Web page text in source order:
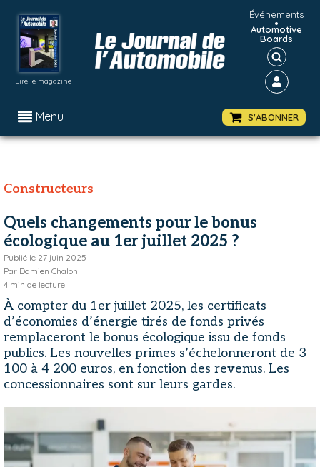
Lire le magazine
Événements
•
Automotive
Boards
Menu S'ABONNER
Constructeurs
Quels changements pour le bonus
écologique au 1er juillet 2025 ?
Publié le 27 juin 2025
Par Damien Chalon
4 min de lecture
À compter du 1er juillet 2025, les certificats
d’économies d’énergie tirés de fonds privés
remplaceront le bonus écologique issu de fonds
publics. Les nouvelles primes s’échelonneront de 3
100 à 4 200 euros, en fonction des revenus. Les
concessionnaires sont sur leurs gardes.